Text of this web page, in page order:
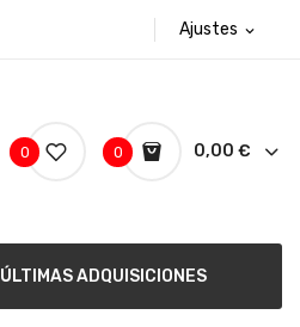
Ajustes expand_more
0 0,00 €
0
ÚLTIMAS ADQUISICIONES